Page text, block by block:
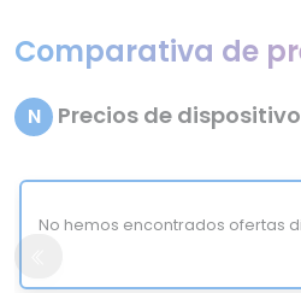
Comparativa de
N Precios de
No hemos encontrados ofertas